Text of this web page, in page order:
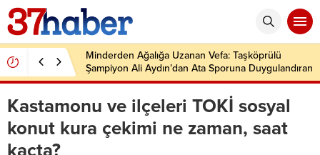
Minderden Ağalığa Uzanan Vefa: Taşköprülü
Şampiyon Ali Aydın’dan Ata Sporuna Duygulandıran
Dönüş
Kastamonu ve ilçeleri TOKİ sosyal
konut kura çekimi ne zaman, saat
kaçta?